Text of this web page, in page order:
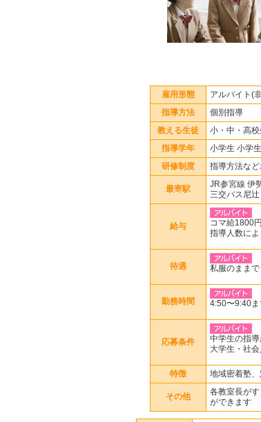
雇用形態 アルバイト(
指導方法 個別指導
教える生徒 小・中・高
指導学年 小学生 小学
研修制度 指導方法な
最寄駅
JR参宮線 伊
三交バス尼辻
給与
コマ給1800
指導人数によ
待遇 私服のまま
勤務時間 4:50〜9:40
応募条件
中学生の指
大学生・社
特徴 地域密着塾
その他
各教室長が
ができます